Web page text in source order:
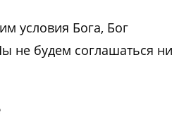
условия Бога, Бог
не будем соглашаться ни